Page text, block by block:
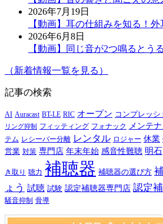
2026年7月19日
【動画】耳の仕組みを知る！
2026年6月8日
【動画】同じ音が2つ鳴るとう
（新着情報一覧を見る）
記事の検索
AI Auracast BT-LE RIC オープン コンプレッシ
リング抑制
フィッティング フォナック メンテナ
テム レシーバー分離 レンタル ロジャー 休業
営業 対策 専門店 年末年始 感音性難聴 明石
き取り 聴力 補聴器 補聴器の選び方
ょう 試聴 試験 認定補聴器専門店 認定
騒音抑制 骨導